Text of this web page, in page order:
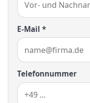
E-Mail *
Telefonnummer